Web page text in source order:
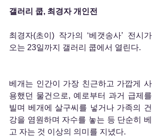
갤러리 쿱, 최경자 개인전
최경자(초이) 작가의 ‘베갯송사’ 전시가
오는 23일까지 갤러리 쿱에서 열린다.
베개는 인간이 가장 친근하고 가깝게 사
용했던 물건으로, 예로부터 과거 급제를
빌며 베개에 살구씨를 넣거나 가족의 건
강을 염원하며 자수를 놓는 등 단순히 베
고 자는 것 이상의 의미를 지녔다.